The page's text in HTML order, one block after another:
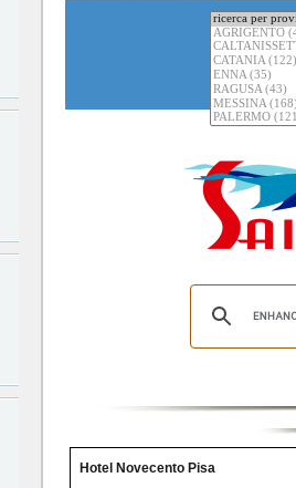
Hotel Novecento Pisa